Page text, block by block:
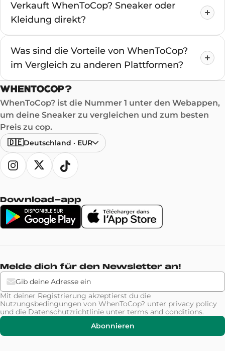
Verkauft WhenToCop? Sneaker oder
Kleidung direkt?
Was sind die Vorteile von WhenToCop?
im Vergleich zu anderen Plattformen?
WhenToCop? ist die Nummer 1 unter den Webappen,
um deine Sneaker zu vergleichen und zum besten
Preis zu cop.
🇩🇪Deutschland · EUR
Download-app
Melde dich für den Newsletter an!
Mit deiner Registrierung akzeptierst du die
Nutzungsbedingungen von WhenToCop? unter privacy policy
und die Datenschutzrichtlinie unter terms and conditions.
Abonnieren